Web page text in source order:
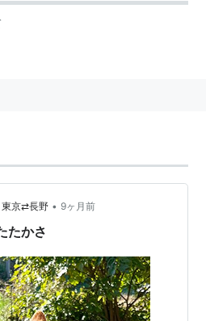
東京⇄長野 • 9ヶ月前
たかさ